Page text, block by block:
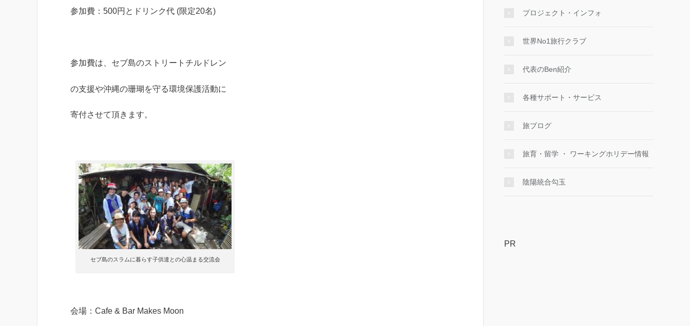
参加費：500円とドリンク代 (限定20名)
参加費は、セブ島のストリートチルドレン
の支援や沖縄の珊瑚を守る環境保護活動に
寄付させて頂きます。
セブ島のスラムに暮らす子供達との心温まる交流会
会場：Cafe & Bar Makes Moon
プロジェクト・インフォ
世界No1旅行クラブ
代表のBen紹介
各種サポート・サービス
旅ブログ
旅育・留学 ・ ワーキングホリデー情報
陰陽統合勾玉
PR